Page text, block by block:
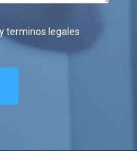
terminos legales